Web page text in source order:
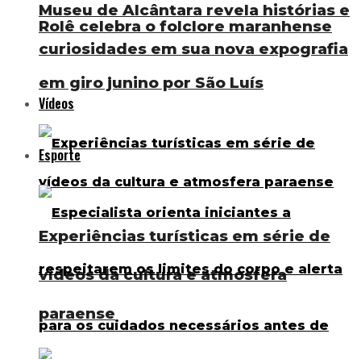
Museu de Alcântara revela histórias e
curiosidades em sua nova expografia
Vídeos
Experiências turísticas em série de
vídeos da cultura e atmosfera
paraense
Rolê celebra o folclore maranhense
em giro junino por São Luís
Esporte